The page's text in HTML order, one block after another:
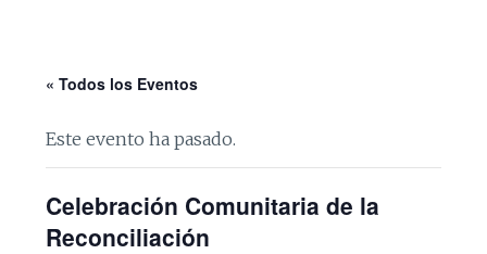
« Todos los Eventos
Este evento ha pasado.
Celebración Comunitaria de la
Reconciliación